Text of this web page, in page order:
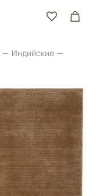
Индийские